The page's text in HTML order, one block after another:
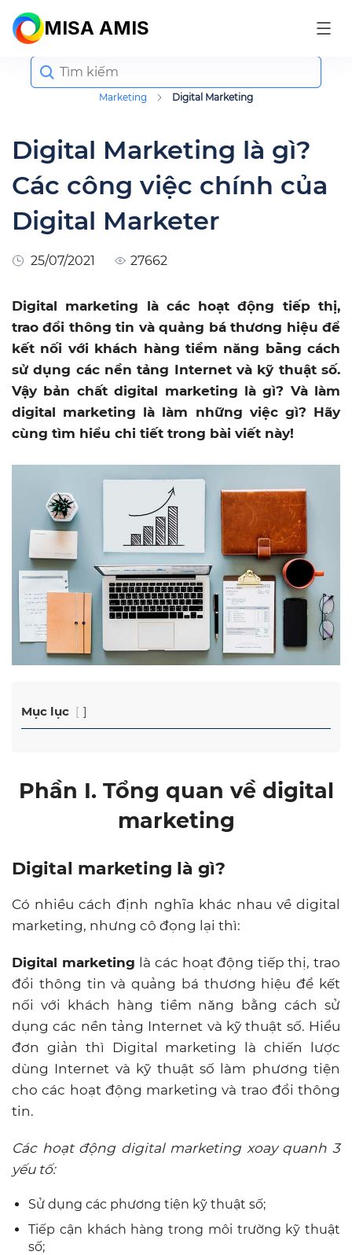
MISA AMIS
Marketing Digital Marketing
Search
for:
Digital Marketing là gì?
Các công việc chính của
Digital Marketer
25/07/2021 27662
Digital marketing là các hoạt động tiếp thị,
trao đổi thông tin và quảng bá thương hiệu để
kết nối với khách hàng tiềm năng bằng cách
sử dụng các nền tảng Internet và kỹ thuật số.
Vậy bản chất digital marketing là gì? Và làm
digital marketing là làm những việc gì? Hãy
cùng tìm hiểu chi tiết trong bài viết này!
Mục lục
Phần I. Tổng quan về digital
marketing
Digital marketing là gì?
Có nhiều cách định nghĩa khác nhau về digital
marketing, nhưng cô đọng lại thì:
Digital marketing là các hoạt động tiếp thị, trao
đổi thông tin và quảng bá thương hiệu để kết
nối với khách hàng tiềm năng bằng cách sử
dụng các nền tảng Internet và kỹ thuật số. Hiểu
đơn giản thì Digital marketing là chiến lược
dùng Internet và kỹ thuật số làm phương tiện
cho các hoạt động marketing và trao đổi thông
tin.
Các hoạt động digital marketing xoay quanh 3
yếu tố:
Sử dụng các phương tiện kỹ thuật số;
Tiếp cận khách hàng trong môi trường kỹ thuật
số;